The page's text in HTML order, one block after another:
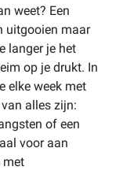
weet? Een
uitgooien maar
langer je het
op je drukt. In
elke week met
alles zijn:
of een
voor aan
met